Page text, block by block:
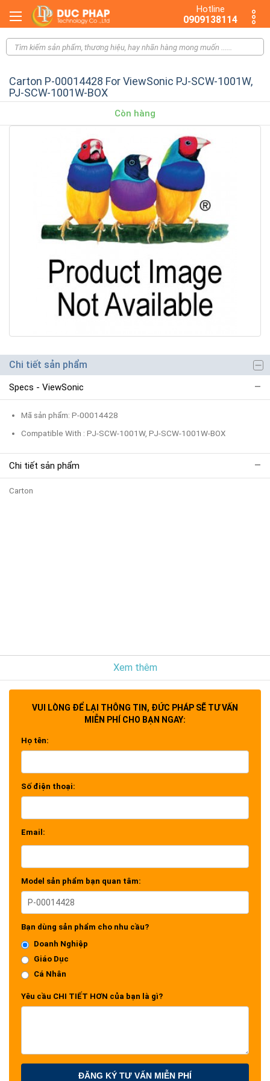
Hotline
0909138114
Carton P-00014428 For ViewSonic PJ-SCW-1001W,
PJ-SCW-1001W-BOX
Còn hàng
Chi tiết sản phẩm
Specs - ViewSonic
Mã sản phẩm: P-00014428
Compatible With : PJ-SCW-1001W, PJ-SCW-1001W-BOX
Chi tiết sản phẩm
Carton
Xem thêm
VUI LÒNG ĐỂ LẠI THÔNG TIN, ĐỨC PHÁP SẼ TƯ VẤN
MIỄN PHÍ CHO BẠN NGAY:
Họ tên:
Số điện thoại:
Email:
Model sản phẩm bạn quan tâm:
Bạn dùng sản phẩm cho nhu cầu?
Doanh Nghiệp
Giáo Dục
Cá Nhân
Yêu cầu CHI TIẾT HƠN của bạn là gì?
ĐĂNG KÝ TƯ VẤN MIỄN PHÍ